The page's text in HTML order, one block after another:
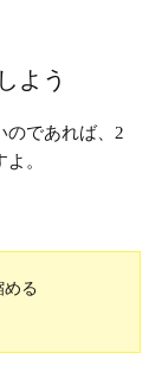
よう
であれば、 2
。
める